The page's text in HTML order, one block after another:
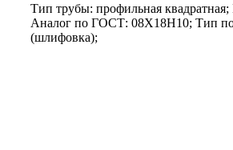
Тип трубы: профильная
Аналог по ГОСТ: 08Х18Н10; Тип
(шлифовка);